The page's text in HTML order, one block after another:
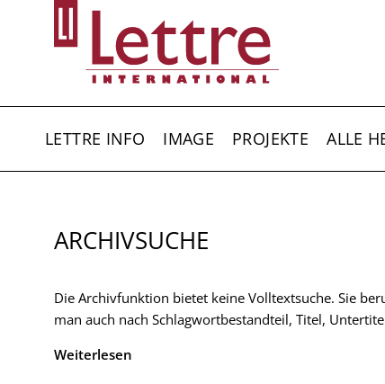
LETTRE INFO IMAGE PROJEKTE ALLE
ARCHIVSUCHE
Die Archivfunktion bietet keine Volltextsuche. Sie
man auch nach Schlagwortbestandteil, Titel,
Weiterlesen